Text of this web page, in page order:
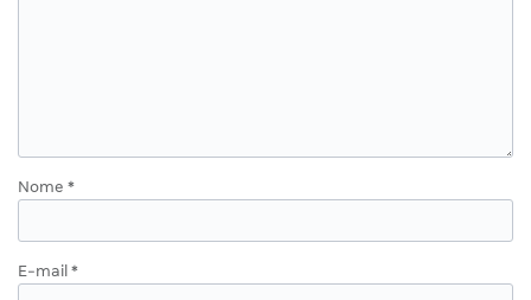
Nome *
E-mail *